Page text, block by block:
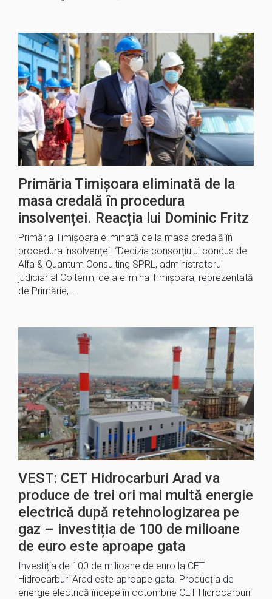
Primăria Timișoara eliminată de la
masa credală în procedura
insolvenței. Reacția lui Dominic Fritz
Primăria Timișoara eliminată de la masa credală în
procedura insolvenței. “Decizia consorțiului condus de
Alfa & Quantum Consulting SPRL, administratorul
judiciar al Colterm, de a elimina Timișoara, reprezentată
de Primărie,…
VEST: CET Hidrocarburi Arad va
produce de trei ori mai multă energie
electrică după retehnologizarea pe
gaz – investiția de 100 de milioane
de euro este aproape gata
Investiția de 100 de milioane de euro la CET
Hidrocarburi Arad este aproape gata. Producția de
energie electrică începe în octombrie CET Hidrocarburi